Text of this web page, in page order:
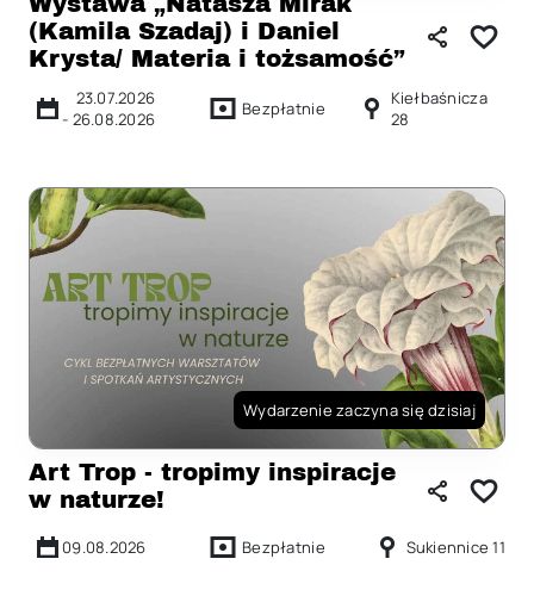
(Kamila Szadaj) i Daniel
Krysta/ Materia i tożsamość”
23.07.2026
- 26.08.2026 Bezpłatnie
Kiełbaśnicza
28
Wydarzenie zaczyna się dzisiaj
Art Trop - tropimy inspiracje
w naturze!
09.08.2026 Bezpłatnie Sukiennice 11